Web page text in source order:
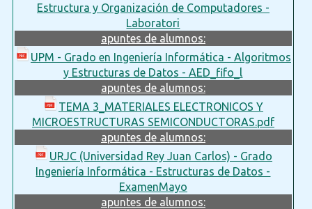
Estructura y Organización de Computadores -
Laboratori
apuntes de alumnos:
UPM - Grado en Ingeniería Informática - Algoritmos
y Estructuras de Datos - AED_fifo_l
apuntes de alumnos:
TEMA 3_MATERIALES ELECTRONICOS Y
MICROESTRUCTURAS SEMICONDUCTORAS.pdf
apuntes de alumnos:
URJC (Universidad Rey Juan Carlos) - Grado
Ingeniería Informática - Estructuras de Datos -
ExamenMayo
apuntes de alumnos: